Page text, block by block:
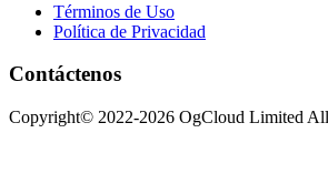
Términos de Uso
Política de Privacidad
Contáctenos
Copyright© 2022-2026 OgCloud Limited All